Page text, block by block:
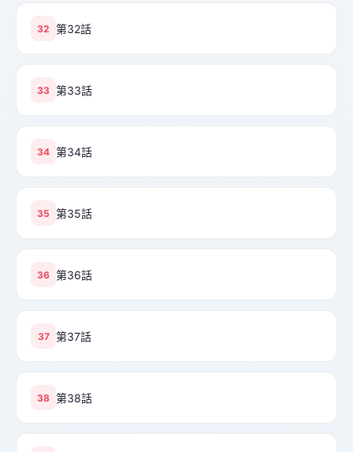
32 第32話
33 第33話
34 第34話
35 第35話
36 第36話
37 第37話
38 第38話